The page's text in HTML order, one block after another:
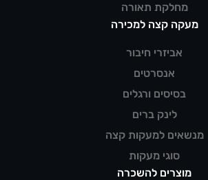
מחלקת תאורה
מעקה קצה למכירה
אביזרי חיבור
אנסרטים
בסיסים ורגלים
לינק ברים
מנשאים למעקות קצה
סוגי מעקות
מוצרים להשכרה